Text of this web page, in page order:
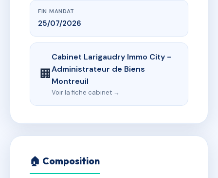
FIN MANDAT
25/07/2026
🏢
Cabinet Larigaudry Immo City -
Administrateur de Biens
Montreuil
Voir la fiche cabinet →
🏠 Composition